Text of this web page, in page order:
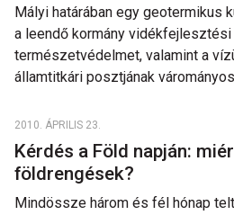
Mályi határában egy geotermikus
a leendő kormány
természetvédelmet, valamint a
államtitkári posztjának
2010. ÁPRILIS 23.
Kérdés a Föld napján:
földrengések?
Mindössze három és fél hónap